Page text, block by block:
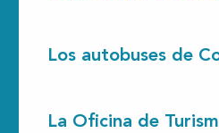
Los autobuses de
La Oficina de